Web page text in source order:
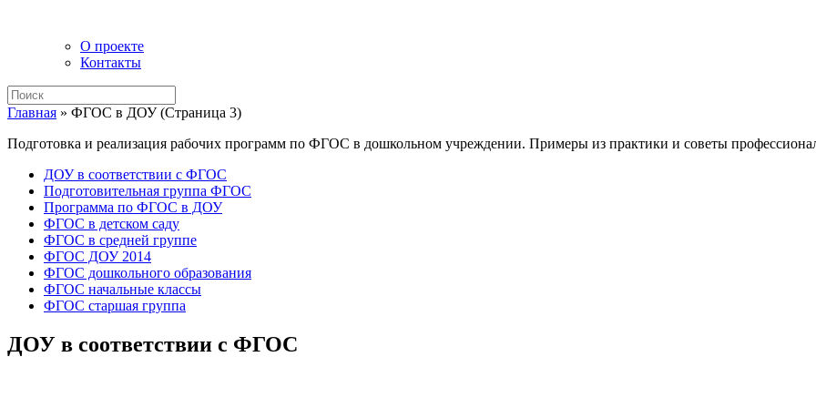
О проекте
Контакты
Главная » ФГОС в ДОУ(Страница 3)
Подготовка и реализация рабочих программ по ФГОС в дошкольном учреждении. Примеры из практики и советы
ДОУ в соответствии с ФГОС
Подготовительная группа ФГОС
Программа по ФГОС в ДОУ
ФГОС в детском саду
ФГОС в средней группе
ФГОС ДОУ 2014
ФГОС дошкольного образования
ФГОС начальные классы
ФГОС старшая группа
ДОУ в соответствии с ФГОС